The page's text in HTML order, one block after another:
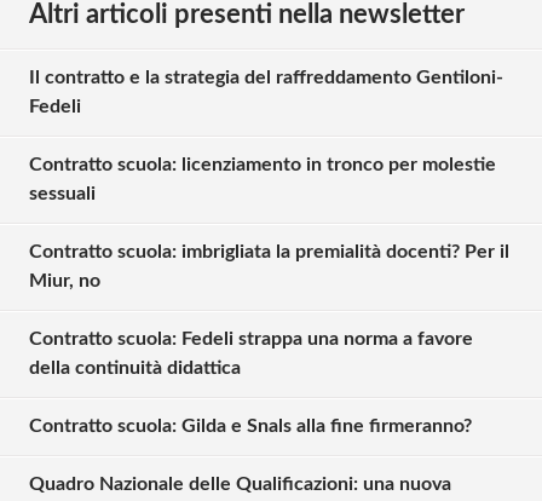
Altri articoli presenti nella newsletter
Il contratto e la strategia del raffreddamento Gentiloni-
Fedeli
Contratto scuola: licenziamento in tronco per molestie
sessuali
Contratto scuola: imbrigliata la premialità docenti? Per il
Miur, no
Contratto scuola: Fedeli strappa una norma a favore
della continuità didattica
Contratto scuola: Gilda e Snals alla fine firmeranno?
Quadro Nazionale delle Qualificazioni: una nuova